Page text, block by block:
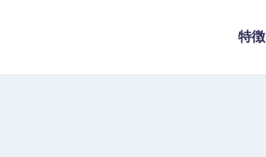
特徴